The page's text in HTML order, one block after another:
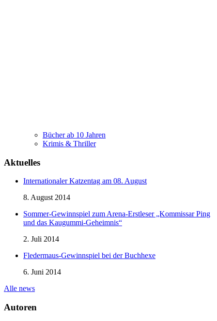
Bücher ab 10 Jahren
Krimis & Thriller
Aktuelles
Internationaler Katzentag am 08. August
8. August 2014
Sommer-Gewinnspiel zum Arena-Erstleser „Kommissar Ping
und das Kaugummi-Geheimnis“
2. Juli 2014
Fledermaus-Gewinnspiel bei der Buchhexe
6. Juni 2014
Alle news
Autoren